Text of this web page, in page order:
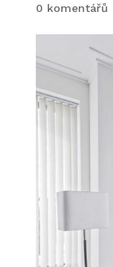
0 komentářů